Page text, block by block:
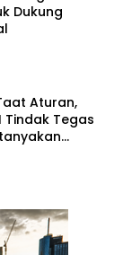
Dukung
Aturan,
Tindak Tegas